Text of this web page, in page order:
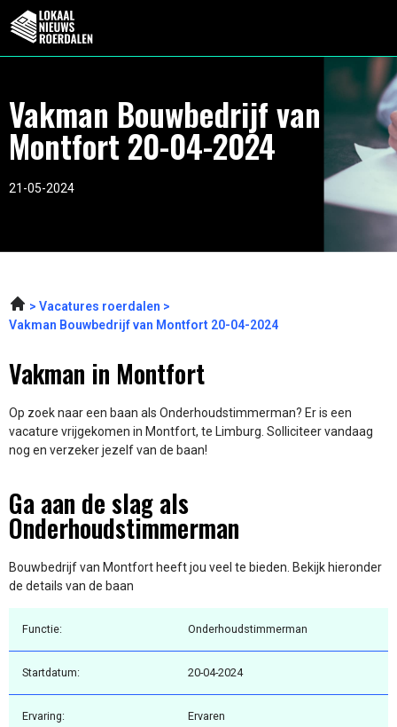
Vakman Bouwbedrijf van
Montfort 20-04-2024
21-05-2024
Vacatures roerdalen
Vakman Bouwbedrijf van Montfort 20-04-2024
Vakman in Montfort
Op zoek naar een baan als Onderhoudstimmerman? Er is een
vacature vrijgekomen in Montfort, te Limburg. Solliciteer vandaag
nog en verzeker jezelf van de baan!
Ga aan de slag als
Onderhoudstimmerman
Bouwbedrijf van Montfort heeft jou veel te bieden. Bekijk hieronder
de details van de baan
Functie: Onderhoudstimmerman
Startdatum: 20-04-2024
Ervaring: Ervaren